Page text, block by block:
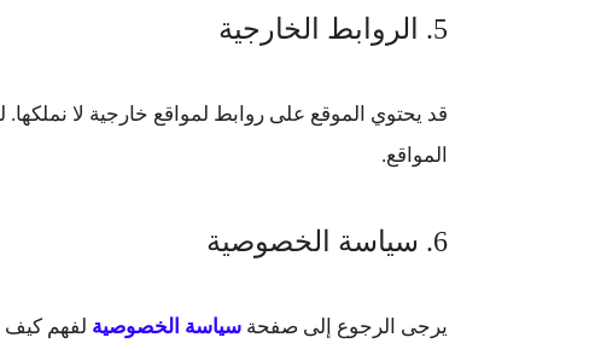
5. الروابط الخارجية
قد يحتوي الموقع على روابط لمواقع خارجية لا
المواقع.
6. سياسة الخصوصية
يرجى الرجوع إلى صفحة سياسة الخصوصية لفهم كيف